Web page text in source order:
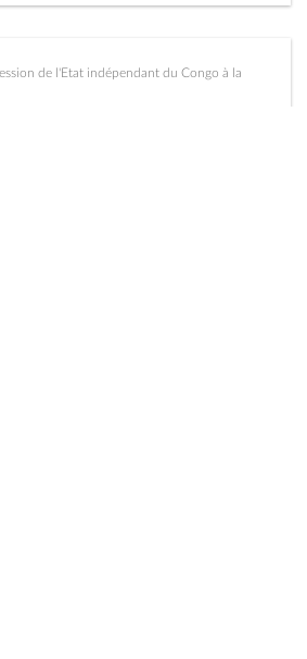
de l'Etat indépendant du Congo à la